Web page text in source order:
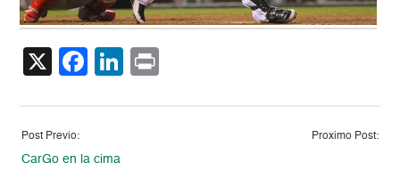
X Facebook
LinkedIn
Post Previo:
CarGo en la cima
Proximo Post: